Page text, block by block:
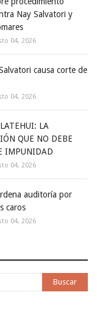
Nay Salvatori y
04, 2026
causa corte de
04, 2026
LA
QUE NO DEBE
IMPUNIDAD
04, 2026
auditoría por
caros
04, 2026